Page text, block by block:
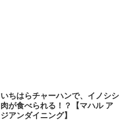
いちはらチャーハンで、イノシシ
肉が食べられる！？【マハル ア
ジアンダイニング】